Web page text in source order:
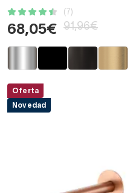
(7)
68,05€ 91,96€
Oferta
Novedad